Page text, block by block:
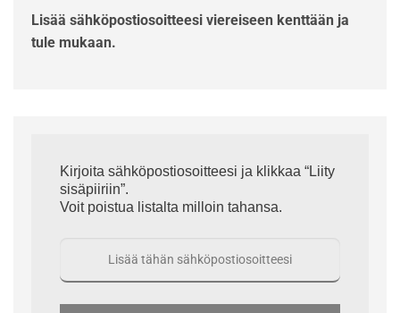
Lisää sähköpostiosoitteesi viereiseen kenttään ja
tule mukaan.
Kirjoita sähköpostiosoitteesi ja klikkaa “Liity
sisäpiiriin”.
Voit poistua listalta milloin tahansa.